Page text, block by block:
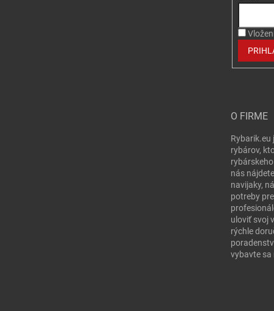
O FIRME
Rybarik.eu
rybárov,
nás
navijaky,
potreby
uloviť svoj
rýchle
vybavte sa